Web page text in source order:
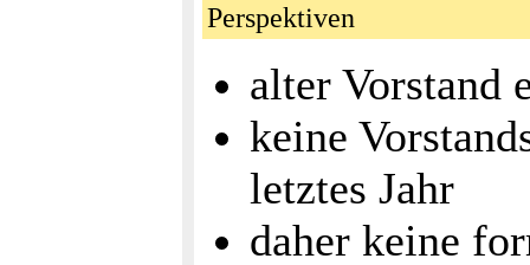
Perspektiven
alter Vorstand
keine
letztes Jahr
daher keine